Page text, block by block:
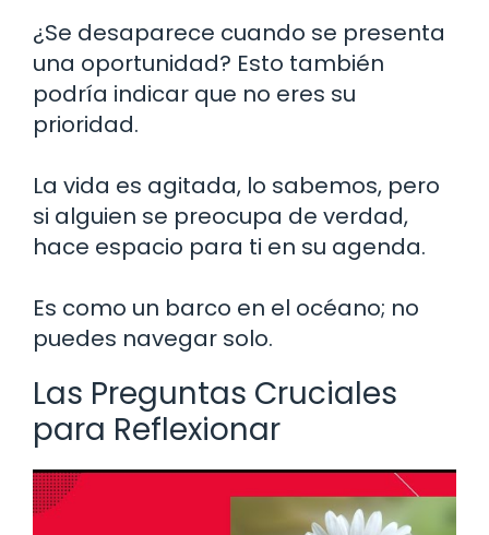
¿Se desaparece cuando se presenta
una oportunidad? Esto también
podría indicar que no eres su
prioridad.
La vida es agitada, lo sabemos, pero
si alguien se preocupa de verdad,
hace espacio para ti en su agenda.
Es como un barco en el océano; no
puedes navegar solo.
Las Preguntas Cruciales
para Reflexionar